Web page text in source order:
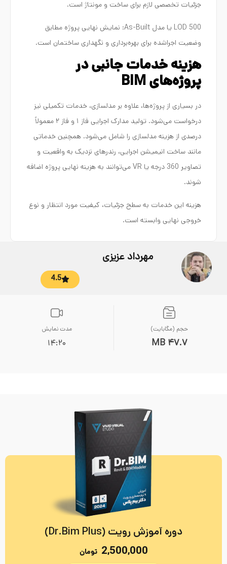
جزئیات تخصصی لازم برای ساخت و مونتاژ است.
LOD 500 یا مدل As-Built: نمایش نهایی پروژه مطابق
وضعیت اجراشده برای بهره‌برداری و نگهداری ساختمان است.
هزینه خدمات جانبی در
پروژه‌های BIM
در بسیاری از پروژه‌ها، علاوه بر مدلسازی، خدمات تکمیلی نیز
درخواست می‌شود. تولید مدارک اجرایی فاز ۱ و فاز ۲ معمولاً
درصدی از هزینه مدلسازی را شامل می‌شود. همچنین خدماتی
مانند ساخت انیمیشن اجرایی، رندرهای نزدیک به واقعیت و
تصاویر 360 درجه یا VR می‌توانند به هزینه نهایی پروژه اضافه
شوند.
هزینه این خدمات به سطح جزئیات، کیفیت مورد انتظار و نوع
خروجی نهایی وابسته است.
مهرداد عزیزی
4.5
حجم (مگابایت)
47.7 MB
مدت نمایش
14:20
دوره آموزش رویت (Dr.Bim Plus)
2,500,000 تومان